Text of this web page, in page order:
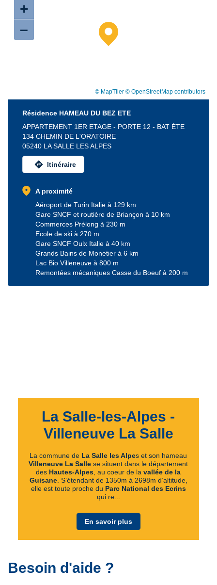
+
–
© MapTiler © OpenStreetMap contributors
Résidence HAMEAU DU BEZ ETE
APPARTEMENT 1ER ETAGE - PORTE 12 - BAT ÉTE
134 CHEMIN DE L'ORATOIRE
05240 LA SALLE LES ALPES
directions Itinéraire
location_on
A proximité
Aéroport de Turin Italie à 129 km
Gare SNCF et routière de Briançon à 10 km
Commerces Prélong à 230 m
Ecole de ski à 270 m
Gare SNCF Oulx Italie à 40 km
Grands Bains de Monetier à 6 km
Lac Bio Villeneuve à 800 m
Remontées mécaniques Casse du Boeuf à 200 m
La Salle-les-Alpes -
Villeneuve La Salle
La commune de La Salle les Alpes et son hameau
Villeneuve La Salle se situent dans le département
des Hautes-Alpes , au coeur de lavallée de la
Guisane. S’étendant de 1350m à 2698m d’altitude,
elle est toute proche du Parc National des Ecrins
qui re...
En savoir plus
Besoin d'aide ?